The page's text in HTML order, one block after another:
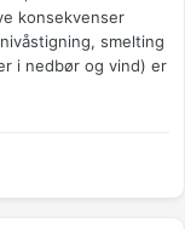
sikter-mot-1-
konsekvenser
smelting
i nedbør og vind) er